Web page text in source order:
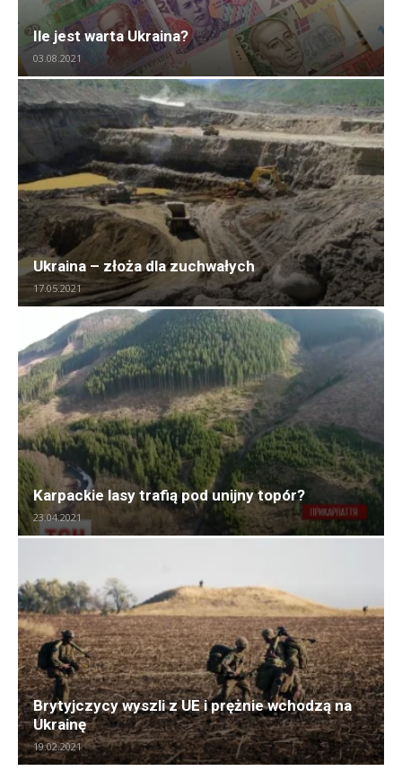
Ile jest warta Ukraina?
03.08.2021
Ukraina – złoża dla zuchwałych
17.05.2021
Karpackie lasy trafią pod unijny topór?
23.04.2021
Brytyjczycy wyszli z UE i prężnie wchodzą na
Ukrainę
19.02.2021